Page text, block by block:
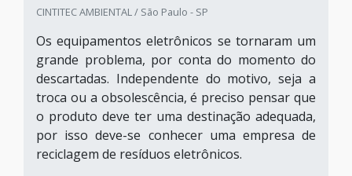
CINTITEC AMBIENTAL / São Paulo - SP
Os equipamentos eletrônicos se tornaram um
grande problema, por conta do momento do
descartadas. Independente do motivo, seja a
troca ou a obsolescência, é preciso pensar que
o produto deve ter uma destinação adequada,
por isso deve-se conhecer uma empresa de
reciclagem de resíduos eletrônicos.